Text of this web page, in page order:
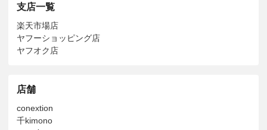
支店一覧
楽天市場店
ヤフーショッピング店
ヤフオク店
店舗
conextion
千kimono